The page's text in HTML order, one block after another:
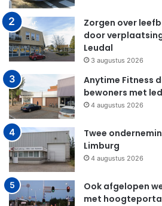
Zorgen over
door
Leudal
3 augustus 2026
Anytime Fitness
bewoners met
4 augustus 2026
Twee
Limburg
4 augustus 2026
Ook afgelopen
met